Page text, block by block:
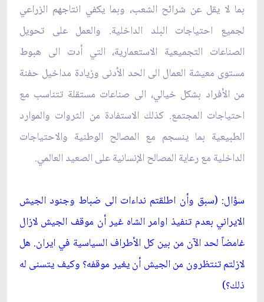
بما لا يقل عن شرائح الشعب، وبما يكفي انتاجهم الزراعي
لجميع احتياجات البلد الداخلية. والعمل على تحويل
الصناعات التجميعية الاستعمارية، التي أدت الى هبوط
مستوى معيشة العمال الى الحد الأدنى وزيادة مداخيل حفنة
من الأفراد بشكل خيالي، الى صناعات مستقلة تتناسب مع
احتياجات المجتمع. كذلك الاستفادة من الثروات والموارد
الطبيعية بما ينسجم مع المصالح الوطنية والاحتياجات
الداخلية مع رعاية المصالح الإنسانية على الصعيد العالمي.
سؤال: (سبق وأن اطلقتم نداءات الى ضباط وجنود الجيش
الايراني بعدم تنفيذ اوامر الشاه غير أن موقف الجيش لازال
غامضاً لحد الآن من بين كل الأطراف السياسية في ايران. هل
لازلتم تنتظرون من الجيش أن يغير موقفه؟ وكيف يتسنى له
ذلك؟)